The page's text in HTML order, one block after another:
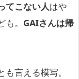
てこない人はや
。 GAIさんは帰
言える模写。